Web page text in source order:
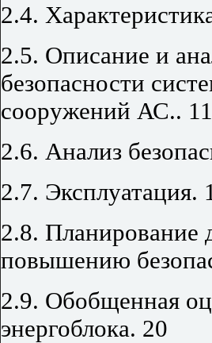
2.4.
2.5. Описание и
безопасности
сооружений АС.. 11
2.6. Анализ
2.7. Эксплуатация.
2.8. Планирование
повышению
2.9. Обобщенная
энергоблока. 20